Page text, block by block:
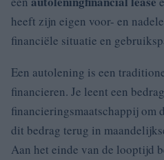
heeft zijn eigen voor- en
financiële situatie en
Een autolening is een
financieren. Je leent een
financieringsmaatschappij om
dit bedrag terug in
Aan het einde van de looptijd